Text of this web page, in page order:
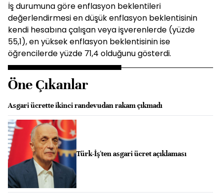
İş durumuna göre enflasyon beklentileri
değerlendirmesi en düşük enflasyon beklentisinin
kendi hesabına çalışan veya işverenlerde (yüzde
55,1), en yüksek enflasyon beklentisinin ise
öğrencilerde yüzde 71,4 olduğunu gösterdi.
Öne Çıkanlar
Asgari ücrette ikinci randevudan rakam çıkmadı
Türk-İş'ten asgari ücret açıklaması